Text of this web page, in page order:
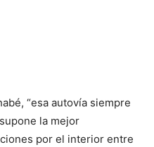
“esa autovía siempre
la mejor
por el interior entre